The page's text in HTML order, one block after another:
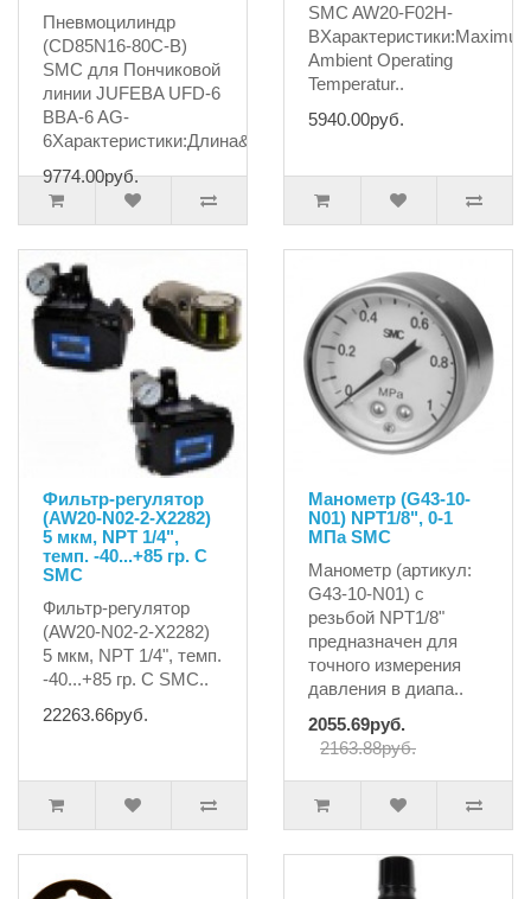
Пневмоцилиндр
(CD85N16-80C-B)
SMC для Пончиковой
линии JUFEBA UFD-6
BBA-6 AG-
6Характеристики:Длина&n..
9774.00руб.
SMC AW20-F02H-
Ambient Operating
Temperatur..
5940.00руб.
Фильтр-регулятор
(AW20-N02-2-X2282)
5 мкм, NPT 1/4",
темп. -40...+85 гр. С
SMC
Фильтр-регулятор
(AW20-N02-2-X2282)
5 мкм, NPT 1/4", темп.
-40...+85 гр. С SMC..
22263.66руб.
Манометр (G43-10-
N01) NPT1/8", 0-1
MПа SMC
Манометр (артикул:
G43-10-N01) с
резьбой NPT1/8"
предназначен для
точного измерения
давления в диапа..
2055.69руб.
2163.88руб.